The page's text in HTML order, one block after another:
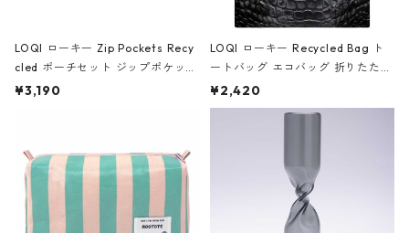
LOQI ローキー Zip Pockets Recy
cled ポーチセット ジップポケット
ファスナーポーチ 撥水加工 トラベ
ーガンディー、オフホワイト
¥3,190
LOQI ローキー Recycled Bag ト
ートバッグ エコバッグ 折りたたみ
大きめ 撥水加工 収納ポーチ CRO
CODILE/Black クロコダイル/ブラ
¥2,420